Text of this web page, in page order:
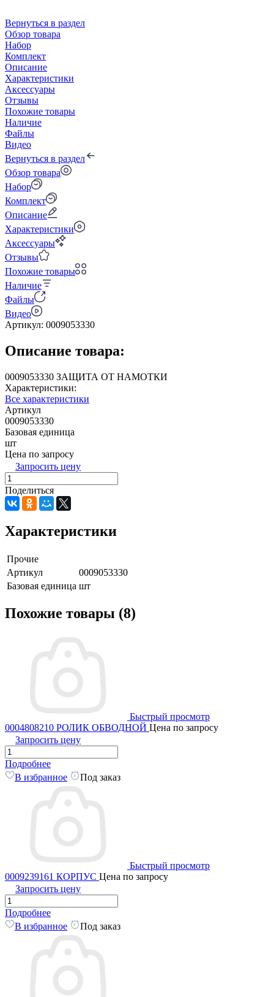
Вернуться в раздел
Обзор товара
Набор
Комплект
Описание
Характеристики
Аксессуары
Отзывы
Похожие товары
Наличие
Файлы
Видео
Вернуться в раздел
Обзор товара
Набор
Комплект
Описание
Характеристики
Аксессуары
Отзывы
Похожие товары
Наличие
Файлы
Видео
Артикул: 0009053330
Описание товара:
0009053330 ЗАЩИТА ОТ НАМОТКИ
Характеристики:
Все характеристики
Артикул
0009053330
Базовая единица
шт
Цена по запросу
Запросить цену
Поделиться
Характеристики
Прочие
Артикул
0009053330
Базовая единица шт
Похожие товары (8)
Быстрый просмотр
0004808210 РОЛИК ОБВОДНОЙ Цена по запросу
Запросить цену
Подробнее
В избранное
Под заказ
Быстрый просмотр
0009239161 КОРПУС Цена по запросу
Запросить цену
Подробнее
В избранное
Под заказ